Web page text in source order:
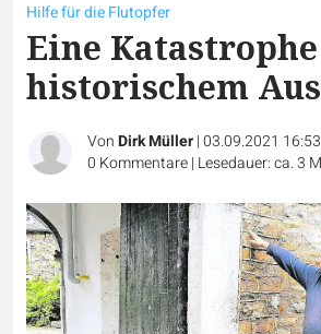
Hilfe für die Flutopfer
Eine
historischem
VonDirk Müller|03.09.2021
0 Kommentare| Lesedauer: ca. 3